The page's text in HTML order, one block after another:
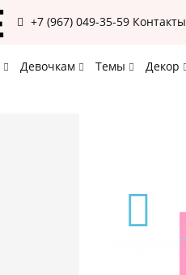
+7 (967) 049-35-59 Контакты
Девочкам Темы Декор